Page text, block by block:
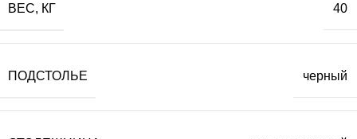
ВЕС, КГ 40
ПОДСТОЛЬЕ черный